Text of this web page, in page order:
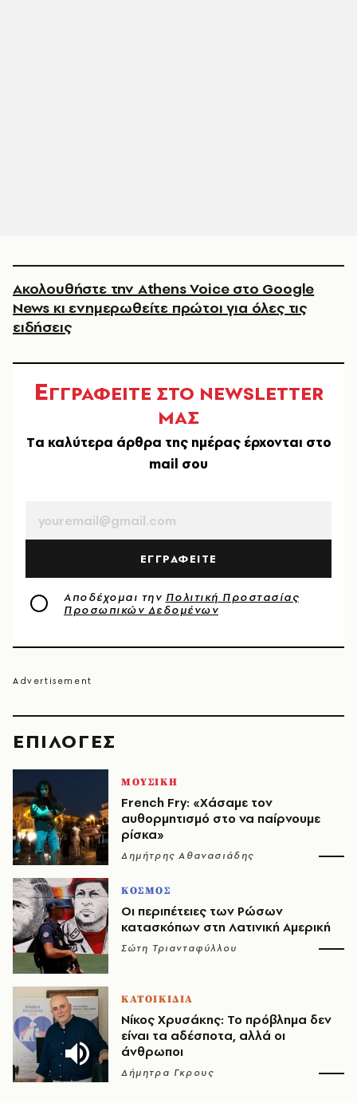
EΠΙΛΟΓΈΣ
ΜΟΥΣΙΚΗ
French Fry: «Χάσαμε τον
αυθορμητισμό στο να παίρνουμε
ρίσκα»
Δημήτρης Αθανασιάδης
ΚΟΣΜΟΣ
Οι περιπέτειες των Ρώσων
κατασκόπων στη Λατινική Αμερική
Σώτη Τριανταφύλλου
ΚΑΤΟΙΚΙΔΙΑ
Νίκος Χρυσάκης: Το πρόβλημα δεν
είναι τα αδέσποτα, αλλά οι
άνθρωποι
Δήμητρα Γκρους
Ακολουθήστε την Athens Voice στο Google
News κι ενημερωθείτε πρώτοι για όλες τις
ειδήσεις
ΕΓΓΡΑΦΕΙΤΕ ΣΤΟ NEWSLETTER
ΜΑΣ
Tα καλύτερα άρθρα της ημέρας έρχονται στο
mail σου
ΕΓΓΡΑΦΕΙΤΕ
Αποδέχομαι την Πολιτική Προστασίας
Προσωπικών Δεδομένων